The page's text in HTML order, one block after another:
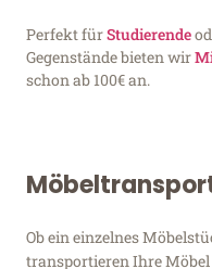
Perfekt fürStudierende
Gegenstände bieten wir
schon ab 100€ an.
Ob ein einzelnes
transportieren Ihre